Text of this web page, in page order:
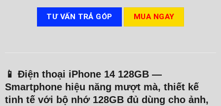
TƯ VẤN TRẢ GÓP MUA NGAY
📱 Điện thoại iPhone 14 128GB —
Smartphone hiệu năng mượt mà, thiết kế
tinh tế với bộ nhớ 128GB đủ dùng cho ảnh,